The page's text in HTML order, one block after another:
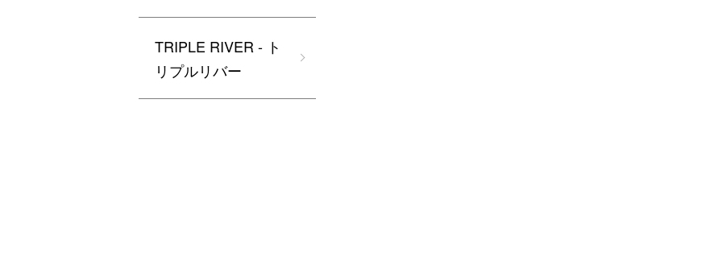
TRIPLE RIVER - ト
リプルリバー